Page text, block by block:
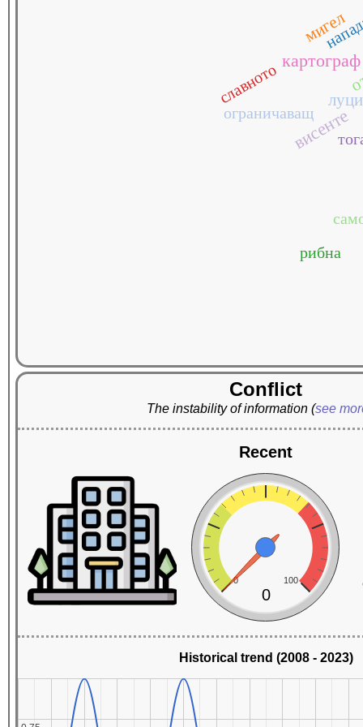
висенте
картограф
мигел
ограничаващ
рибна
славното
Conflict
The instability of information (see
Recent
0 100
0
Historical trend (2008 - 2023)